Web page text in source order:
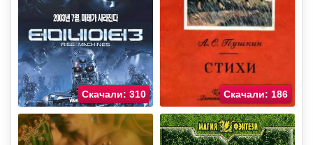
Скачали: 310 Скачали: 186